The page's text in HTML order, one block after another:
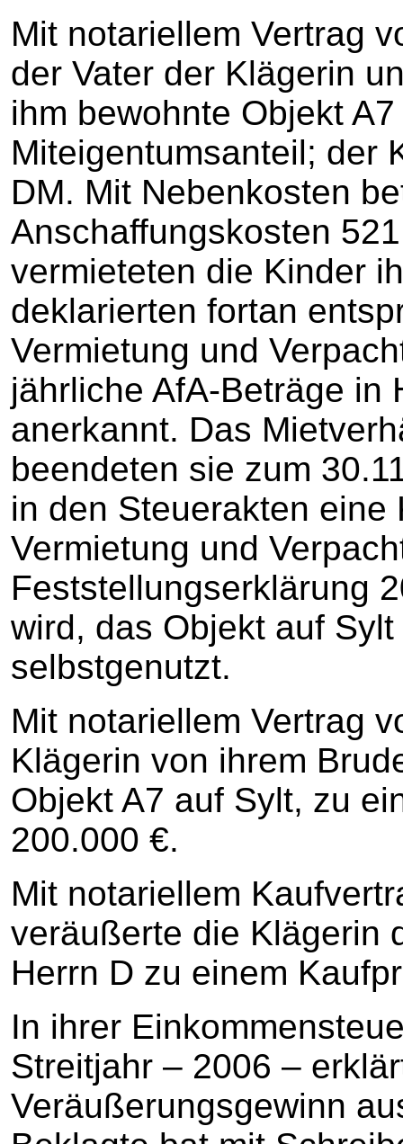
Mit notariellem Vertrag
der Vater der Klägerin
ihm bewohnte Objekt
Miteigentumsanteil; der
DM. Mit Nebenkosten
Anschaffungskosten
vermieteten die Kinder
deklarierten fortan
Vermietung und
jährliche AfA-Beträge in
anerkannt. Das
beendeten sie zum
in den Steuerakten eine
Vermietung und
Feststellungserklärung
wird, das Objekt auf
selbstgenutzt.
Mit notariellem Vertrag
Klägerin von ihrem
Objekt A7 auf Sylt, zu
200.000 €.
Mit notariellem
veräußerte die Klägerin
Herrn D zu einem
In ihrer
Streitjahr – 2006 –
Veräußerungsgewinn